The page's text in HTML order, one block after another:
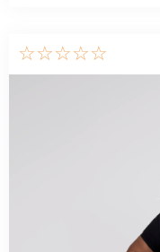
☆☆☆☆☆